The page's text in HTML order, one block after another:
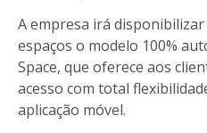
A empresa irá
espaços o modelo 100%
Space, que oferece aos
acesso com total
aplicação móvel.